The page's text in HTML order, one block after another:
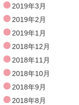
2019年3月
2019年2月
2019年1月
2018年12月
2018年11月
2018年10月
2018年9月
2018年8月